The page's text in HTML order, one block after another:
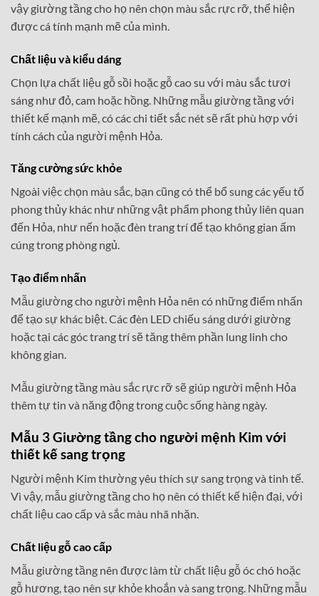
vậy giường tầng cho họ nên chọn màu sắc rực rỡ, thể hiện
được cá tính mạnh mẽ của mình.
Chất liệu và kiểu dáng
Chọn lựa chất liệu gỗ sồi hoặc gỗ cao su với màu sắc tươi
sáng như đỏ, cam hoặc hồng. Những mẫu giường tầng với
thiết kế mạnh mẽ, có các chi tiết sắc nét sẽ rất phù hợp với
tính cách của người mệnh Hỏa.
Tăng cường sức khỏe
Ngoài việc chọn màu sắc, bạn cũng có thể bổ sung các yếu tố
phong thủy khác như những vật phẩm phong thủy liên quan
đến Hỏa, như nến hoặc đèn trang trí để tạo không gian ấm
cúng trong phòng ngủ.
Tạo điểm nhấn
Mẫu giường cho người mệnh Hỏa nên có những điểm nhấn
để tạo sự khác biệt. Các đèn LED chiếu sáng dưới giường
hoặc tại các góc trang trí sẽ tăng thêm phần lung linh cho
không gian.
Mẫu giường tầng màu sắc rực rỡ sẽ giúp người mệnh Hỏa
thêm tự tin và năng động trong cuộc sống hàng ngày.
Mẫu 3 Giường tầng cho người mệnh Kim với
thiết kế sang trọng
Người mệnh Kim thường yêu thích sự sang trọng và tinh tế.
Vì vậy, mẫu giường tầng cho họ nên có thiết kế hiện đại, với
chất liệu cao cấp và sắc màu nhã nhặn.
Chất liệu gỗ cao cấp
Mẫu giường tầng nên được làm từ chất liệu gỗ óc chó hoặc
gỗ hương, tạo nên sự khỏe khoắn và sang trọng. Những mẫu